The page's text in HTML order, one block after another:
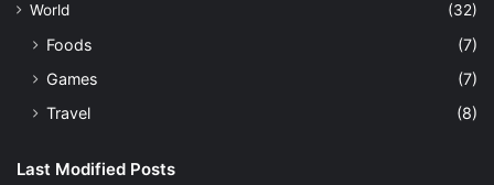
World
(32)
Foods
(7)
Games
(7)
Travel
(8)
Last Modified Posts